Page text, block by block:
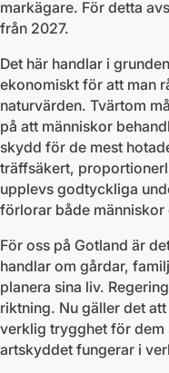
markägare. För detta
från 2027.
Det här handlar i
ekonomiskt för att man
naturvärden. Tvärtom
på att människor
skydd för de mest
träffsäkert,
upplevs godtyckliga
förlorar både människor
För oss på Gotland är
handlar om gårdar,
planera sina liv.
riktning. Nu gäller det
verklig trygghet för dem
artskyddet fungerar i